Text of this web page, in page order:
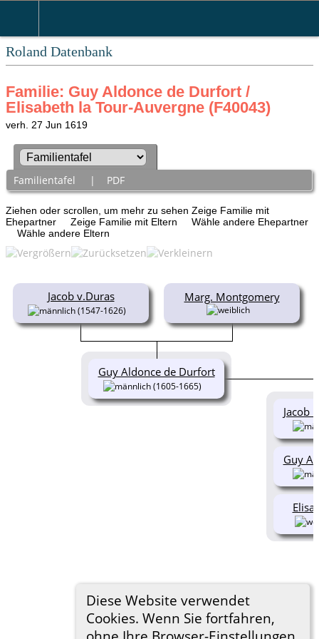
Roland Datenbank
Diese Website verwendet
Cookies. Wenn Sie fortfahren,
Familie: Guy Aldonce de Durfort /
Elisabeth la Tour-Auvergne (F40043)
verh. 27 Jun 1619
Familientafel | PDF
Ziehen oder scrollen, um mehr zu sehen Zeige Familie mit
Ehepartner
Zeige Familie mit Eltern
Wähle andere Ehepartner
Wähle andere Eltern
Jacob v.Duras
(1547-1626)
Marg. Montgomery
Guy Aldonce de Durfort
(1605-1665)
Jacob
Guy